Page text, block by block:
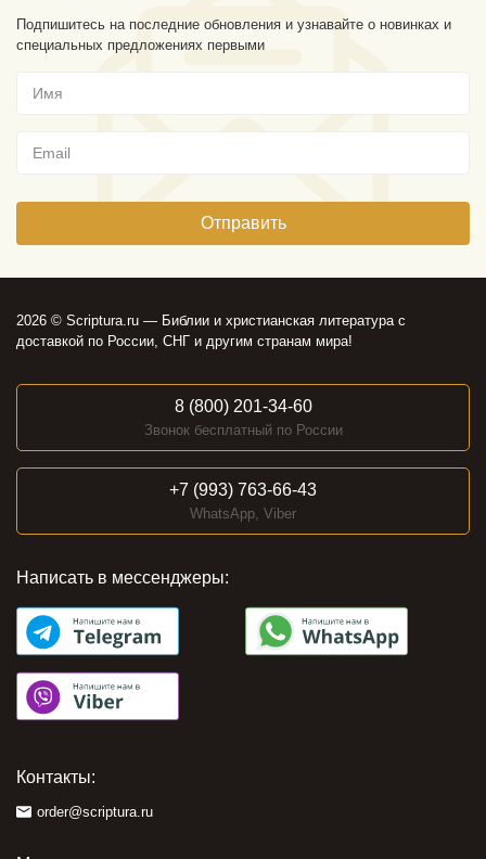
Подпишитесь на последние обновления и узнавайте о новинках и
специальных предложениях первыми
2026 © Scriptura.ru — Библии и христианская литература с
доставкой по России, СНГ и другим странам мира!
8 (800) 201-34-60
Звонок бесплатный по России
+7 (993) 763-66-43
WhatsApp, Viber
Написать в мессенджеры:
Контакты:
order@scriptura.ru